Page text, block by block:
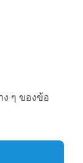
ง ๆ ของข้อ